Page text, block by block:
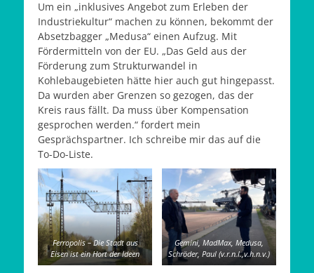
Um ein „inklusives Angebot zum Erleben der
Industriekultur“ machen zu können, bekommt der
Absetzbagger „Medusa“ einen Aufzug. Mit
Fördermitteln von der EU. „Das Geld aus der
Förderung zum Strukturwandel in
Kohlebaugebieten hätte hier auch gut hingepasst.
Da wurden aber Grenzen so gezogen, das der
Kreis raus fällt. Da muss über Kompensation
gesprochen werden.“ fordert mein
Gesprächspartner. Ich schreibe mir das auf die
To-Do-Liste.
Ferropolis – Die Stadt aus
Eisen ist ein Hort der Ideen
Gemini, MadMax, Medusa,
Schröder, Paul (v.r.n.l.,v.h.n.v.)